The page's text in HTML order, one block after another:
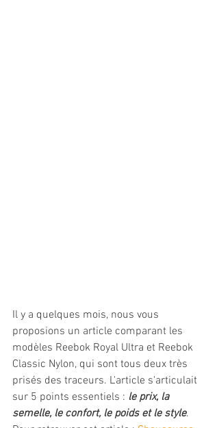
Il y a quelques mois, nous vous
proposions un article comparant les
modèles Reebok Royal Ultra et Reebok
Classic Nylon, qui sont tous deux très
prisés des traceurs. L'article s'articulait
sur 5 points essentiels : le prix, la
semelle, le confort, le poids et le style.